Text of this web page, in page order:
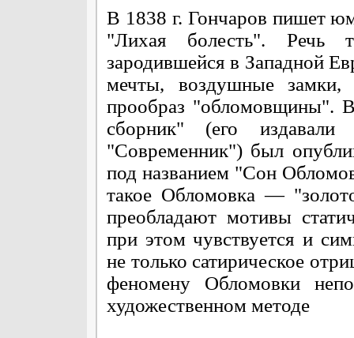
В 1838 г. Гончаров пишет
"Лихая болесть". Речь
зародившейся в Западной
мечты, воздушные
прообраз "обломовщины".
сборник" (его
"Современник") был
под названием "Сон
такое Обломовка —
преобладают мотивы
при этом чувствуется и
не только сатирическое
феномену Обломовки
художественном методе